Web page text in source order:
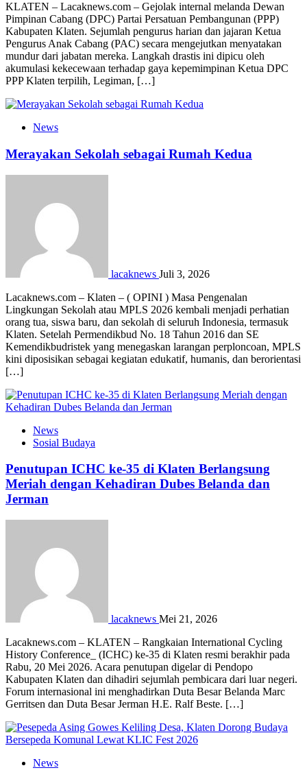
KLATEN – Lacaknews.com – Gejolak internal melanda Dewan
Pimpinan Cabang (DPC) Partai Persatuan Pembangunan (PPP)
Kabupaten Klaten. Sejumlah pengurus harian dan jajaran Ketua
Pengurus Anak Cabang (PAC) secara mengejutkan menyatakan
mundur dari jabatan mereka. Langkah drastis ini dipicu oleh
akumulasi kekecewaan terhadap gaya kepemimpinan Ketua DPC
PPP Klaten terpilih, Legiman, […]
News
Merayakan Sekolah sebagai Rumah Kedua
lacaknews Juli 3, 2026
Lacaknews.com – Klaten – ( OPINI ) Masa Pengenalan
Lingkungan Sekolah atau MPLS 2026 kembali menjadi perhatian
orang tua, siswa baru, dan sekolah di seluruh Indonesia, termasuk
Klaten. Setelah Permendikbud No. 18 Tahun 2016 dan SE
Kemendikbudristek yang menegaskan larangan perploncoan, MPLS
kini diposisikan sebagai kegiatan edukatif, humanis, dan berorientasi
[…]
News
Sosial Budaya
Penutupan ICHC ke-35 di Klaten Berlangsung
Meriah dengan Kehadiran Dubes Belanda dan
Jerman
lacaknews Mei 21, 2026
Lacaknews.com – KLATEN – Rangkaian International Cycling
History Conference_ (ICHC) ke-35 di Klaten resmi berakhir pada
Rabu, 20 Mei 2026. Acara penutupan digelar di Pendopo
Kabupaten Klaten dan dihadiri sejumlah pembicara dari luar negeri.
Forum internasional ini menghadirkan Duta Besar Belanda Marc
Gerritsen dan Duta Besar Jerman H.E. Ralf Beste. […]
News